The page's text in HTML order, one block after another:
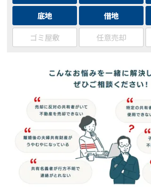
相談内容で探す
空き家 事故物件
共有持分
ゴミ屋敷 任意売却
リースバック
不動産コラム
底地
訳あり不動産 不動産投資
土地売却 不動産相続
不動産リ
業者
底地
借地
ゴミ屋敷
任意売却